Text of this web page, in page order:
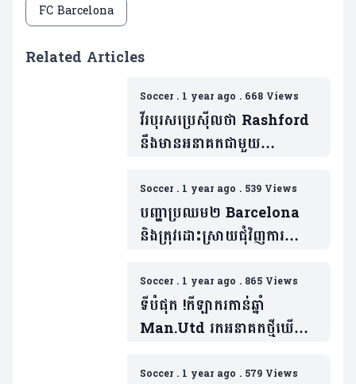
FC Barcelona
Related Articles
Soccer. 1 year ago . 668 Views
វីរបុរសប្រេស៊ីលថា Rashford
នឹងមានអនាគតជាមួយ
Soccer. 1 year ago . 539 Views
បញ្ហាប្រឈម២ Barcelona
និងត្រុវដោះស្រាយជុំវិញការ
Soccer. 1 year ago . 865 Views
ទីបំផុត !កីឡាករកាន់ឆ្នាំ
Man.Utd រកអនាគតថ្មីឃើញ
Soccer. 1 year ago . 579 Views